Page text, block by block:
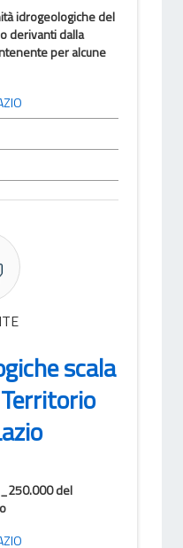
idrogeologiche del
derivanti dalla
per alcune
scala
del